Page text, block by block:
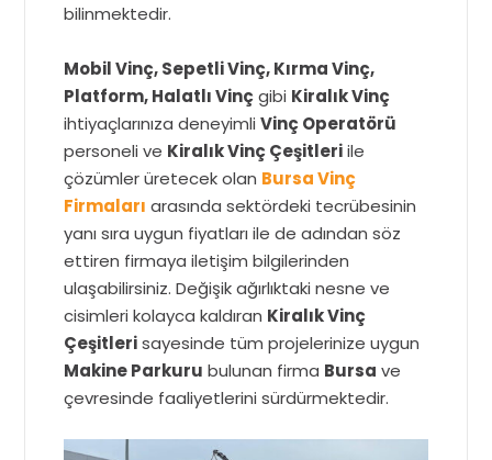
bilinmektedir.
Mobil Vinç, Sepetli Vinç, Kırma Vinç,
Platform, Halatlı Vinçgibi Kiralık Vinç
ihtiyaçlarınıza deneyimliVinç Operatörü
personeli ve Kiralık Vinç Çeşitleriile
çözümler üretecek olan Bursa Vinç
Firmaları arasında sektördeki tecrübesinin
yanı sıra uygun fiyatları ile de adından söz
ettiren firmaya iletişim bilgilerinden
ulaşabilirsiniz. Değişik ağırlıktaki nesne ve
cisimleri kolayca kaldıran Kiralık Vinç
Çeşitlerisayesinde tüm projelerinize uygun
Makine Parkuru bulunan firma Bursa ve
çevresinde faaliyetlerini sürdürmektedir.